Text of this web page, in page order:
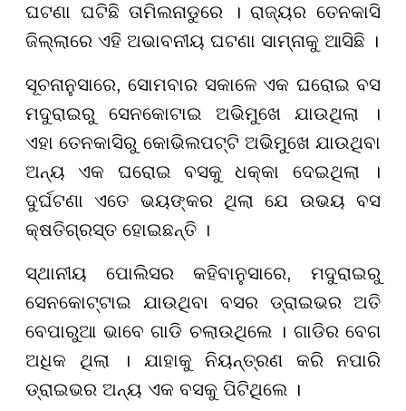
ଘଟଣା ଘଟିଛି ତାମିଲନାଡୁରେ । ରାଜ୍ୟର ତେନକାସି
ଜିଲ୍ଲାରେ ଏହି ଅଭାବନୀୟ ଘଟଣା ସାମ୍ନାକୁ ଆସିଛି ।
ସୂଚନାନୁସାରେ, ସୋମବାର ସକାଳେ ଏକ ଘରୋଇ ବସ
ମଦୁରାଇରୁ ସେନକୋଟାଇ ଅଭିମୁଖେ ଯାଉଥିଲା ।
ଏହା ତେନକାସିରୁ କୋଭିଲପଟ୍ଟି ଅଭିମୁଖେ ଯାଉଥିବା
ଅନ୍ୟ ଏକ ଘରୋଇ ବସକୁ ଧକ୍କା ଦେଇଥିଲା ।
ଦୁର୍ଘଟଣା ଏତେ ଭୟଙ୍କର ଥିଲା ଯେ ଉଭୟ ବସ
କ୍ଷତିଗ୍ରସ୍ତ ହୋଇଛନ୍ତି ।
ସ୍ଥାନୀୟ ପୋଲିସର କହିବାନୁସାରେ, ମଦୁରାଇରୁ
ସେନକୋଟ୍ଟାଇ ଯାଉଥିବା ବସର ଡ୍ରାଇଭର ଅତି
ବେପାରୁଆ ଭାବେ ଗାଡି ଚଲାଉଥିଲେ । ଗାଡିର ବେଗ
ଅଧିକ ଥିଲା । ଯାହାକୁ ନିୟନ୍ତ୍ରଣ କରି ନପାରି
ଡ୍ରାଇଭର ଅନ୍ୟ ଏକ ବସକୁ ପିଟିଥିଲେ ।